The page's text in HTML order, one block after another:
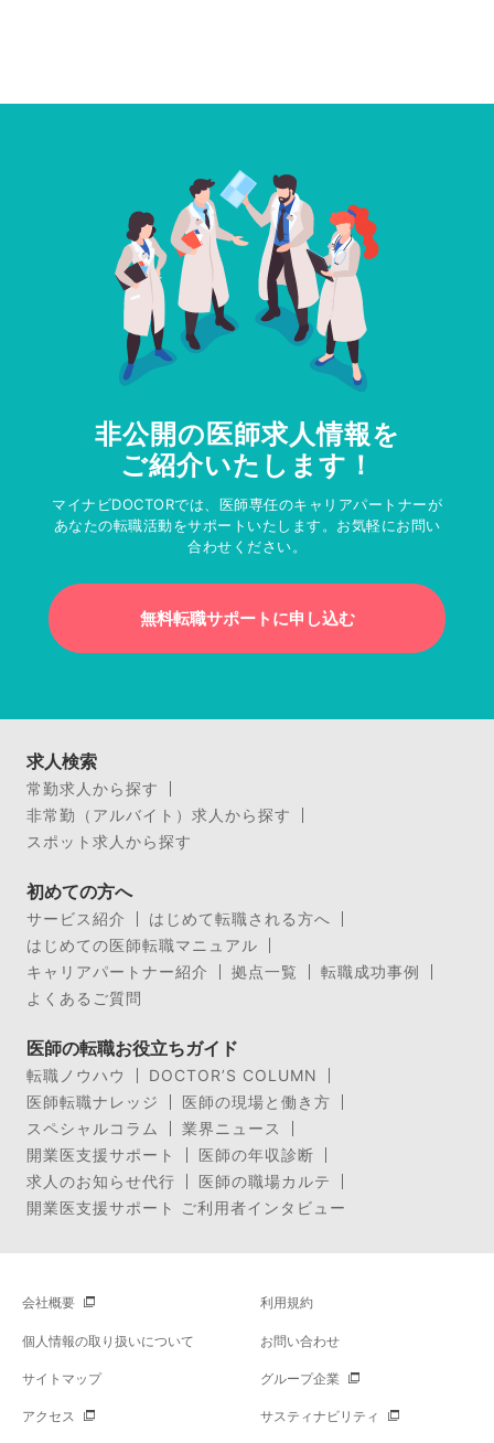
非公開の医師求人情報を
ご紹介いたします！
マイナビDOCTORでは、医師専任のキャリアパートナーが
あなたの転職活動をサポートいたします。お気軽にお問い
合わせください。
無料転職サポートに申し込む
求人検索
常勤求人から探す
非常勤（アルバイト）求人から探す
スポット求人から探す
初めての方へ
サービス紹介
はじめて転職される方へ
はじめての医師転職マニュアル
キャリアパートナー紹介
拠点一覧
転職成功事例
よくあるご質問
医師の転職お役立ちガイド
転職ノウハウ
DOCTOR’S COLUMN
医師転職ナレッジ
医師の現場と働き方
スペシャルコラム
業界ニュース
開業医支援サポート
医師の年収診断
求人のお知らせ代行
医師の職場カルテ
開業医支援サポート ご利用者インタビュー
会社概要 利用規約
個人情報の取り扱いについて お問い合わせ
サイトマップ グループ企業
アクセス サスティナビリティ